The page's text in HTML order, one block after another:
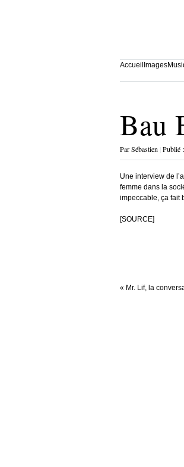
Accueil Images
Bau
ParSébastien |Publié :
Une interview de
femme dans la
impeccable, ça fait
[SOURCE]
« Mr. Lif, la